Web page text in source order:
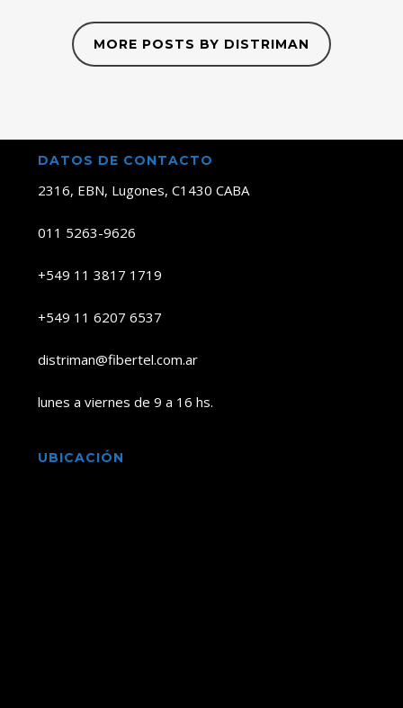
MORE POSTS BY DISTRIMAN
DATOS DE CONTACTO
2316, EBN, Lugones, C1430 CABA
011 5263-9626
+549 11 3817 1719
+549 11 6207 6537
distriman@fibertel.com.ar
lunes a viernes de 9 a 16 hs.
UBICACIÓN